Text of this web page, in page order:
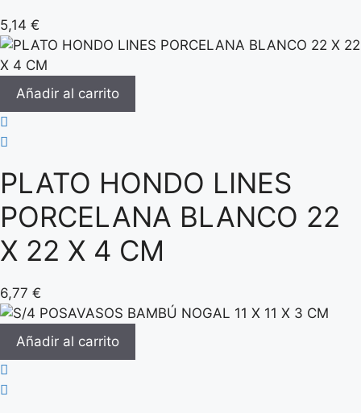
5,14 €
Añadir al carrito
PLATO HONDO LINES
PORCELANA BLANCO 22
X 22 X 4 CM
6,77 €
Añadir al carrito